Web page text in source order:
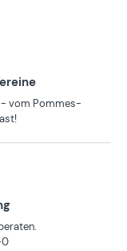
vom Pommes-
0